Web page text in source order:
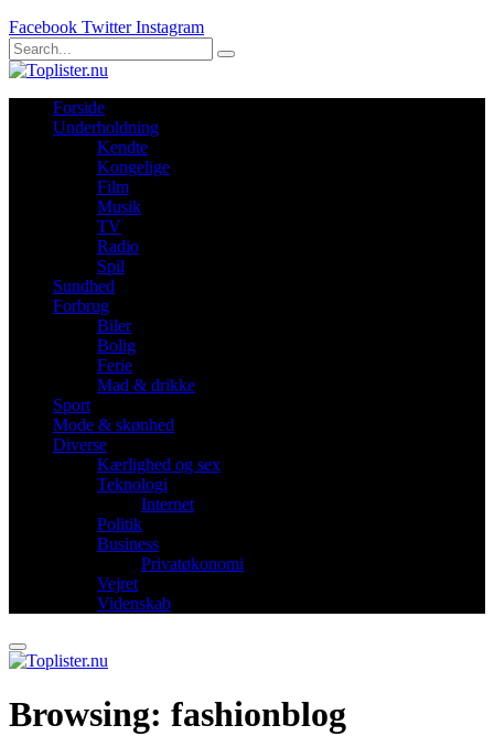
Facebook Twitter Instagram
Forside
Underholdning
Kendte
Kongelige
Film
Musik
TV
Radio
Spil
Sundhed
Forbrug
Biler
Bolig
Ferie
Mad & drikke
Sport
Mode & skønhed
Diverse
Kærlighed og sex
Teknologi
Internet
Politik
Business
Privatøkonomi
Vejret
Videnskab
Browsing: fashionblog